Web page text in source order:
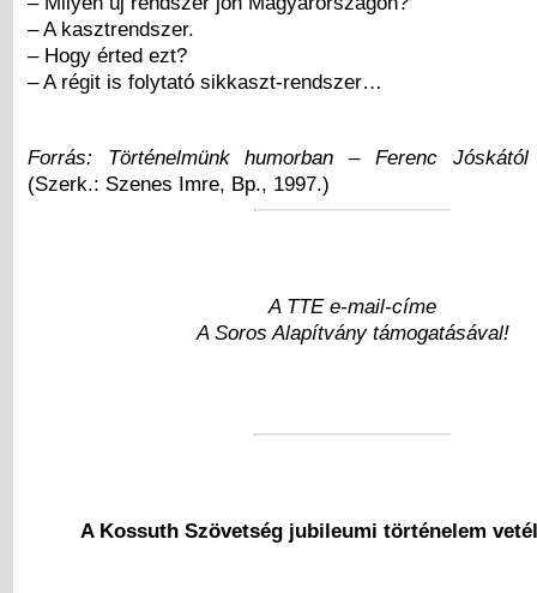
– A kasztrendszer.
– Hogy érted ezt?
– A régit is folytató sikkaszt-rendszer…
Forrás: Történelmünk humorban – Ferenc
(Szerk.: Szenes Imre, Bp., 1997.)
A TTE e-mail-címe
A Soros Alapítvány támogatásával!
A Kossuth Szövetség jubileumi történelem